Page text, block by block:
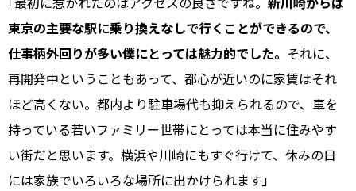
東京の主要な駅に乗り換えなしで行くことができるので、
仕事柄外回りが多い僕にとっては魅力的でした。 それに、
再開発中ということもあって、都心が近いのに家賃はそれ
ほど高くない。都内より駐車場代も抑えられるので、車を
持っている若いファミリー世帯にとっては本当に住みやす
い街だと思います。横浜や川崎にもすぐ行けて、休みの日
には家族でいろいろな場所に出かけられます｣